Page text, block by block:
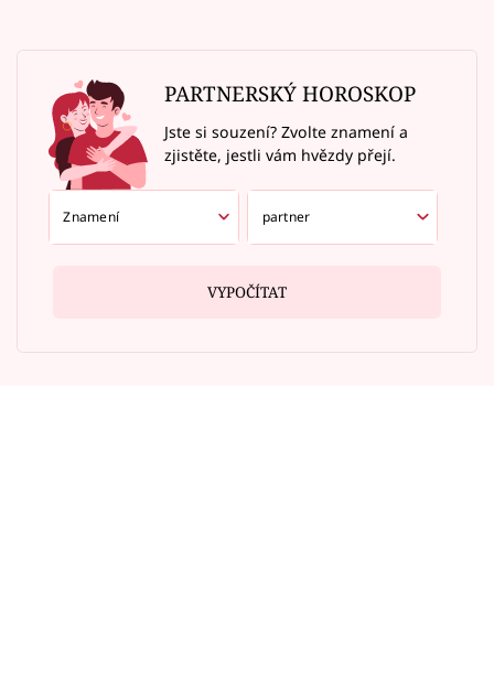
PARTNERSKÝ HOROSKOP
Jste si souzení? Zvolte znamení a
zjistěte, jestli vám hvězdy přejí.
VYPOČÍTAT